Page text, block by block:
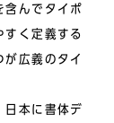
含んでタイポ
すく定義する
広義のタイ
日本に書体デ